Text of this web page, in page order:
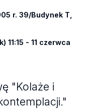
r. 39/Budynek T,
11:15 - 11 czerwca
"Kolaże i